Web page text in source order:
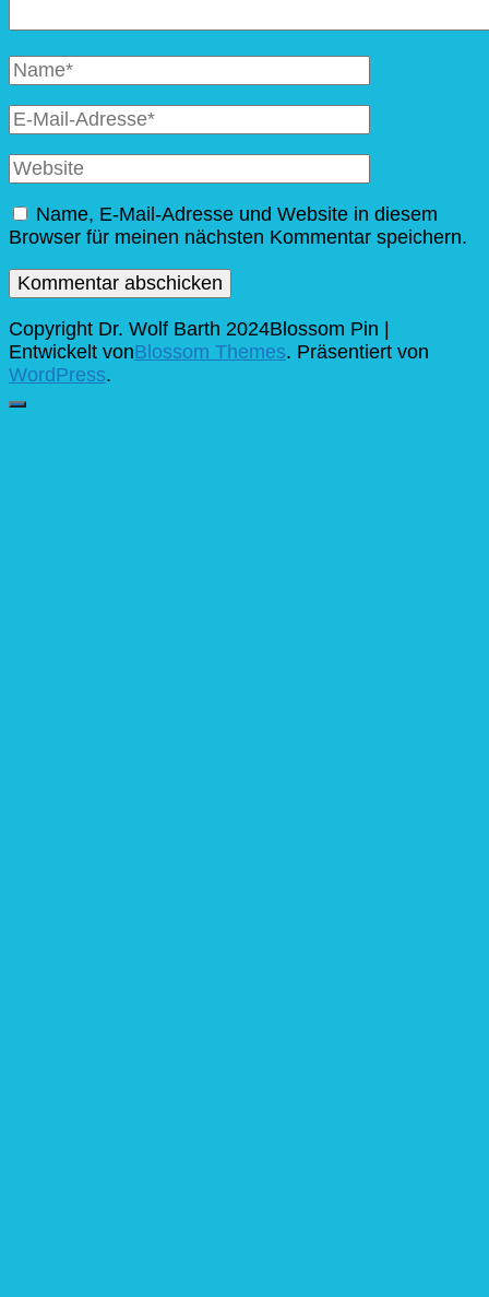
Vollständiger
Name
E-
Mail
Website
Name, E-Mail-Adresse und Website in diesem
Browser für meinen nächsten Kommentar speichern.
Copyright Dr. Wolf Barth 2024Blossom Pin |
Entwickelt vonBlossom Themes. Präsentiert von
WordPress.